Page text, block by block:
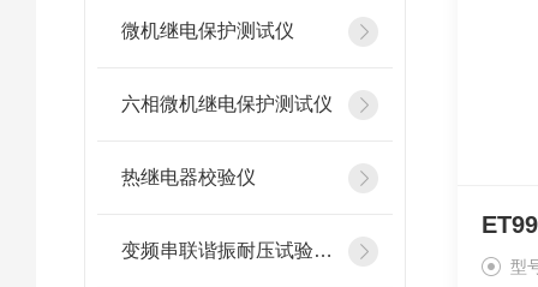
微机继电保护测试仪
六相微机继电保护测试仪
热继电器校验仪
变频串联谐振耐压试验装置
型